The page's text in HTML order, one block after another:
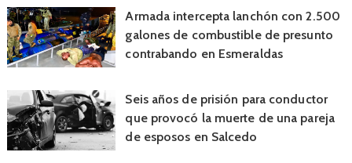
Armada intercepta lanchón con 2.500
galones de combustible de presunto
contrabando en Esmeraldas
Seis años de prisión para conductor
que provocó la muerte de una pareja
de esposos en Salcedo